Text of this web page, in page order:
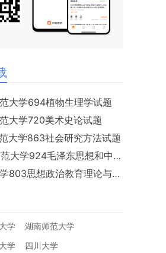
大学694植物生理学试题
大学720美术史论试题
大学863社会研究方法试题
泽东思想和中国特色社会主义理论体系概论试题
思想政治教育理论与方法试题
学
湖南师范大学
学
四川大学